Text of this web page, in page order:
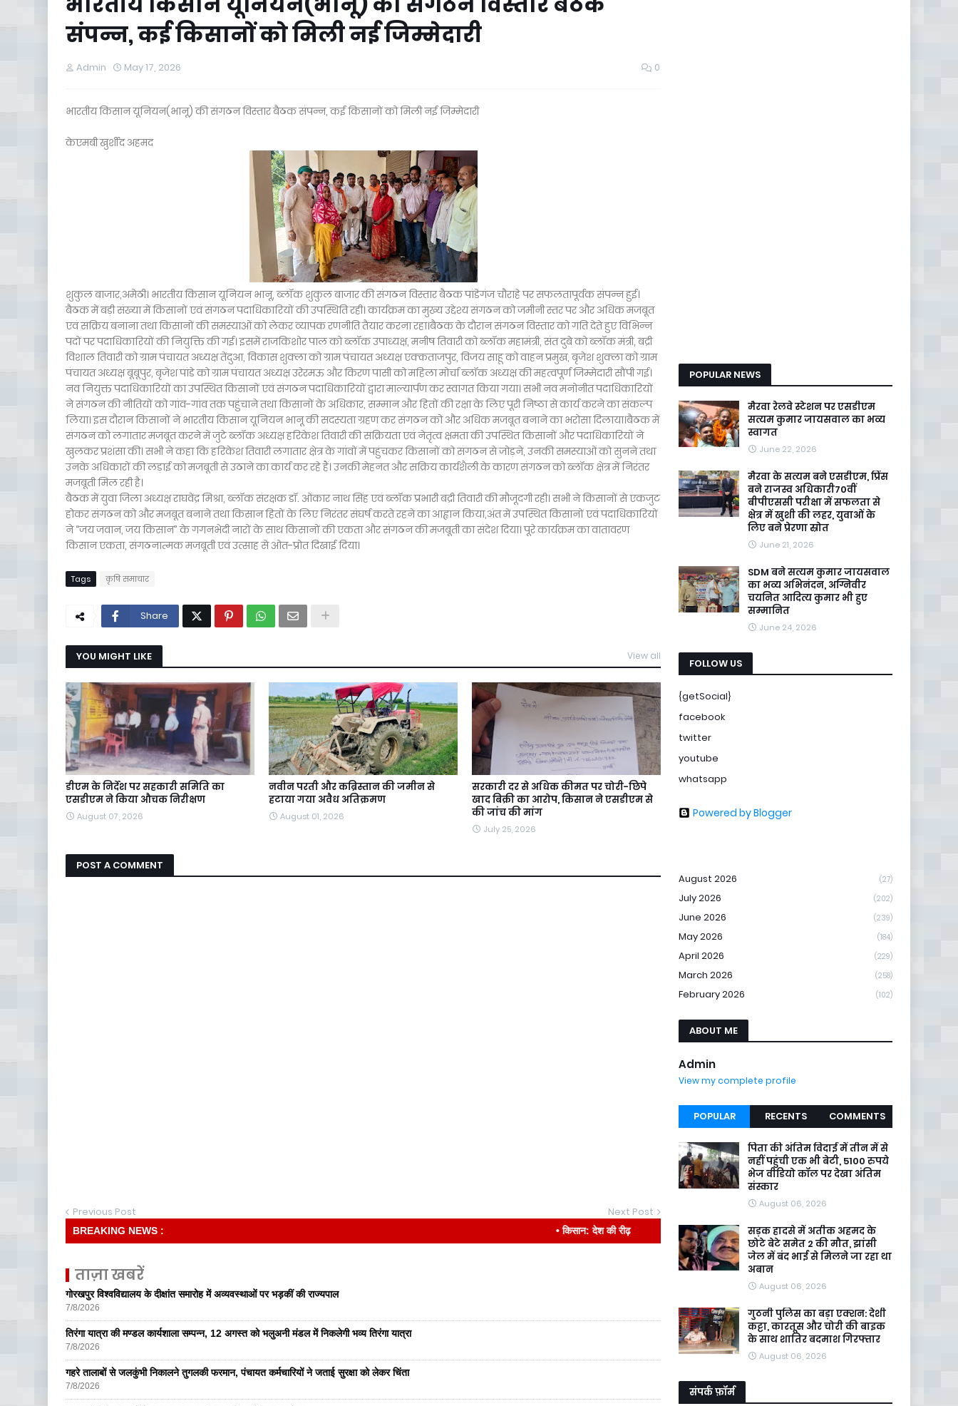
संपन्न, कई किसानों को मिली नई जिम्मेदारी
Admin May 17, 2026 0
भारतीय किसान यूनियन(भानू) की संगठन विस्तार बैठक संपन्न, कई किसानों को मिली नई जिम्मेदारी
केएमबी खुर्शीद अहमद
शुकुल बाजार,अमेठी। भारतीय किसान यूनियन भानू, ब्लॉक शुकुल बाजार की संगठन विस्तार बैठक पांडेगंज चौराहे पर सफलतापूर्वक संपन्न हुई।
बैठक में बड़ी संख्या में किसानों एवं संगठन पदाधिकारियों की उपस्थिति रही। कार्यक्रम का मुख्य उद्देश्य संगठन को जमीनी स्तर पर और अधिक मजबूत
एवं सक्रिय बनाना तथा किसानों की समस्याओं को लेकर व्यापक रणनीति तैयार करना रहा।बैठक के दौरान संगठन विस्तार को गति देते हुए विभिन्न
पदों पर पदाधिकारियों की नियुक्ति की गई। इसमें राजकिशोर पाल को ब्लॉक उपाध्यक्ष, मनीष तिवारी को ब्लॉक महामंत्री, संत दुबे को ब्लॉक मंत्री, बद्री
विशाल तिवारी को ग्राम पंचायत अध्यक्ष तेंदुआ, विकास शुक्ला को ग्राम पंचायत अध्यक्ष एक्कताजपुर, विजय साहू को वाहन प्रमुख, बृजेश शुक्ला को ग्राम
पंचायत अध्यक्ष बूबूपुर, बृजेश पांडे को ग्राम पंचायत अध्यक्ष उरेरमऊ और किरण पासी को महिला मोर्चा ब्लॉक अध्यक्ष की महत्वपूर्ण जिम्मेदारी सौंपी गई।
नव नियुक्त पदाधिकारियों का उपस्थित किसानों एवं संगठन पदाधिकारियों द्वारा माल्यार्पण कर स्वागत किया गया। सभी नव मनोनीत पदाधिकारियों
ने संगठन की नीतियों को गांव-गांव तक पहुंचाने तथा किसानों के अधिकार, सम्मान और हितों की रक्षा के लिए पूरी निष्ठा से कार्य करने का संकल्प
लिया। इस दौरान किसानों ने भारतीय किसान यूनियन भानू की सदस्यता ग्रहण कर संगठन को और अधिक मजबूत बनाने का भरोसा दिलाया।बैठक में
संगठन को लगातार मजबूत करने में जुटे ब्लॉक अध्यक्ष हरिकेश तिवारी की सक्रियता एवं नेतृत्व क्षमता की उपस्थित किसानों और पदाधिकारियों ने
खुलकर प्रशंसा की। सभी ने कहा कि हरिकेश तिवारी लगातार क्षेत्र के गांवों में पहुंचकर किसानों को संगठन से जोड़ने, उनकी समस्याओं को सुनने तथा
उनके अधिकारों की लड़ाई को मजबूती से उठाने का कार्य कर रहे हैं। उनकी मेहनत और सक्रिय कार्यशैली के कारण संगठन को ब्लॉक क्षेत्र में निरंतर
मजबूती मिल रही है।
बैठक में युवा जिला अध्यक्ष राघवेंद्र मिश्रा, ब्लॉक संरक्षक डॉ. ओंकार नाथ सिंह एवं ब्लॉक प्रभारी बद्री तिवारी की मौजूदगी रही। सभी ने किसानों से एकजुट
होकर संगठन को और मजबूत बनाने तथा किसान हितों के लिए निरंतर संघर्ष करते रहने का आह्वान किया,अंत में उपस्थित किसानों एवं पदाधिकारियों
ने “जय जवान, जय किसान” के गगनभेदी नारों के साथ किसानों की एकता और संगठन की मजबूती का संदेश दिया। पूरे कार्यक्रम का वातावरण
किसान एकता, संगठनात्मक मजबूती एवं उत्साह से ओत-प्रोत दिखाई दिया।
Tags कृषि समाचार
Share
YOU MIGHT LIKE View all
डीएम के निर्देश पर सहकारी समिति का
एसडीएम ने किया औचक निरीक्षण
August 07, 2026
नवीन परती और कब्रिस्तान की जमीन से
हटाया गया अवैध अतिक्रमण
August 01, 2026
सरकारी दर से अधिक कीमत पर चोरी-छिपे
खाद बिक्री का आरोप, किसान ने एसडीएम से
की जांच की मांग
July 25, 2026
POST A COMMENT
Previous Post Next Post
BREAKING NEWS : • किसान: देश की रीढ़
ताज़ा खबरें
गोरखपुर विश्वविद्यालय के दीक्षांत समारोह में अव्यवस्थाओं पर भड़कीं की राज्यपाल
7/8/2026
तिरंगा यात्रा की मण्डल कार्यशाला सम्पन्न, 12 अगस्त को भलुअनी मंडल में निकलेगी भव्य तिरंगा यात्रा
7/8/2026
गहरे तालाबों से जलकुंभी निकालने तुगलकी फरमान, पंचायत कर्मचारियों ने जताई सुरक्षा को लेकर चिंता
7/8/2026
POPULAR NEWS
मैरवा रेलवे स्टेशन पर एसडीएम
सत्यम कुमार जायसवाल का भव्य
स्वागत
June 22, 2026
मैरवा के सत्यम बने एसडीएम, प्रिंस
बने राजस्व अधिकारी70वीं
बीपीएससी परीक्षा में सफलता से
क्षेत्र में खुशी की लहर, युवाओं के
लिए बने प्रेरणा स्रोत
June 21, 2026
SDM बने सत्यम कुमार जायसवाल
का भव्य अभिनंदन, अग्निवीर
चयनित आदित्य कुमार भी हुए
सम्मानित
June 24, 2026
FOLLOW US
{getSocial}
facebook
twitter
youtube
whatsapp
Powered by Blogger
August 2026 (27)
July 2026 (202)
June 2026 (239)
May 2026 (184)
April 2026 (229)
March 2026 (258)
February 2026 (102)
ABOUT ME
Admin
View my complete profile
POPULAR RECENTS COMMENTS
पिता की अंतिम विदाई में तीन में से
नहीं पहुंची एक भी बेटी, 5100 रुपये
भेज वीडियो कॉल पर देखा अंतिम
संस्कार
August 06, 2026
सड़क हादसे में अतीक अहमद के
छोटे बेटे समेत 2 की मौत, झांसी
जेल में बंद भाई से मिलने जा रहा था
अबान
August 06, 2026
गुठनी पुलिस का बड़ा एक्शन: देशी
कट्टा, कारतूस और चोरी की बाइक
के साथ शातिर बदमाश गिरफ्तार
August 06, 2026
संपर्क फ़ॉर्म